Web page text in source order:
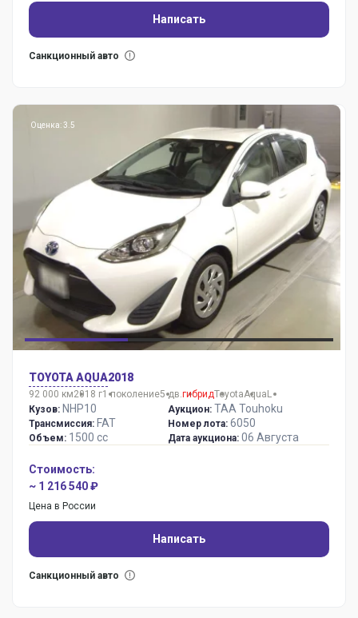
Написать
Санкционный авто
Оценка: 3.5
TOYOTA AQUA2018
92 000 км2018 г1 поколение5 дв.гибридToyotaAqua L
Кузов: NHP10
Трансмиссия: FAT
Объем: 1500 сс
Аукцион: TAA Touhoku
Номер лота: 6050
Дата аукциона: 06 Августа
Стоимость:
~ 1 216 540 ₽
Цена в России
Написать
Санкционный авто